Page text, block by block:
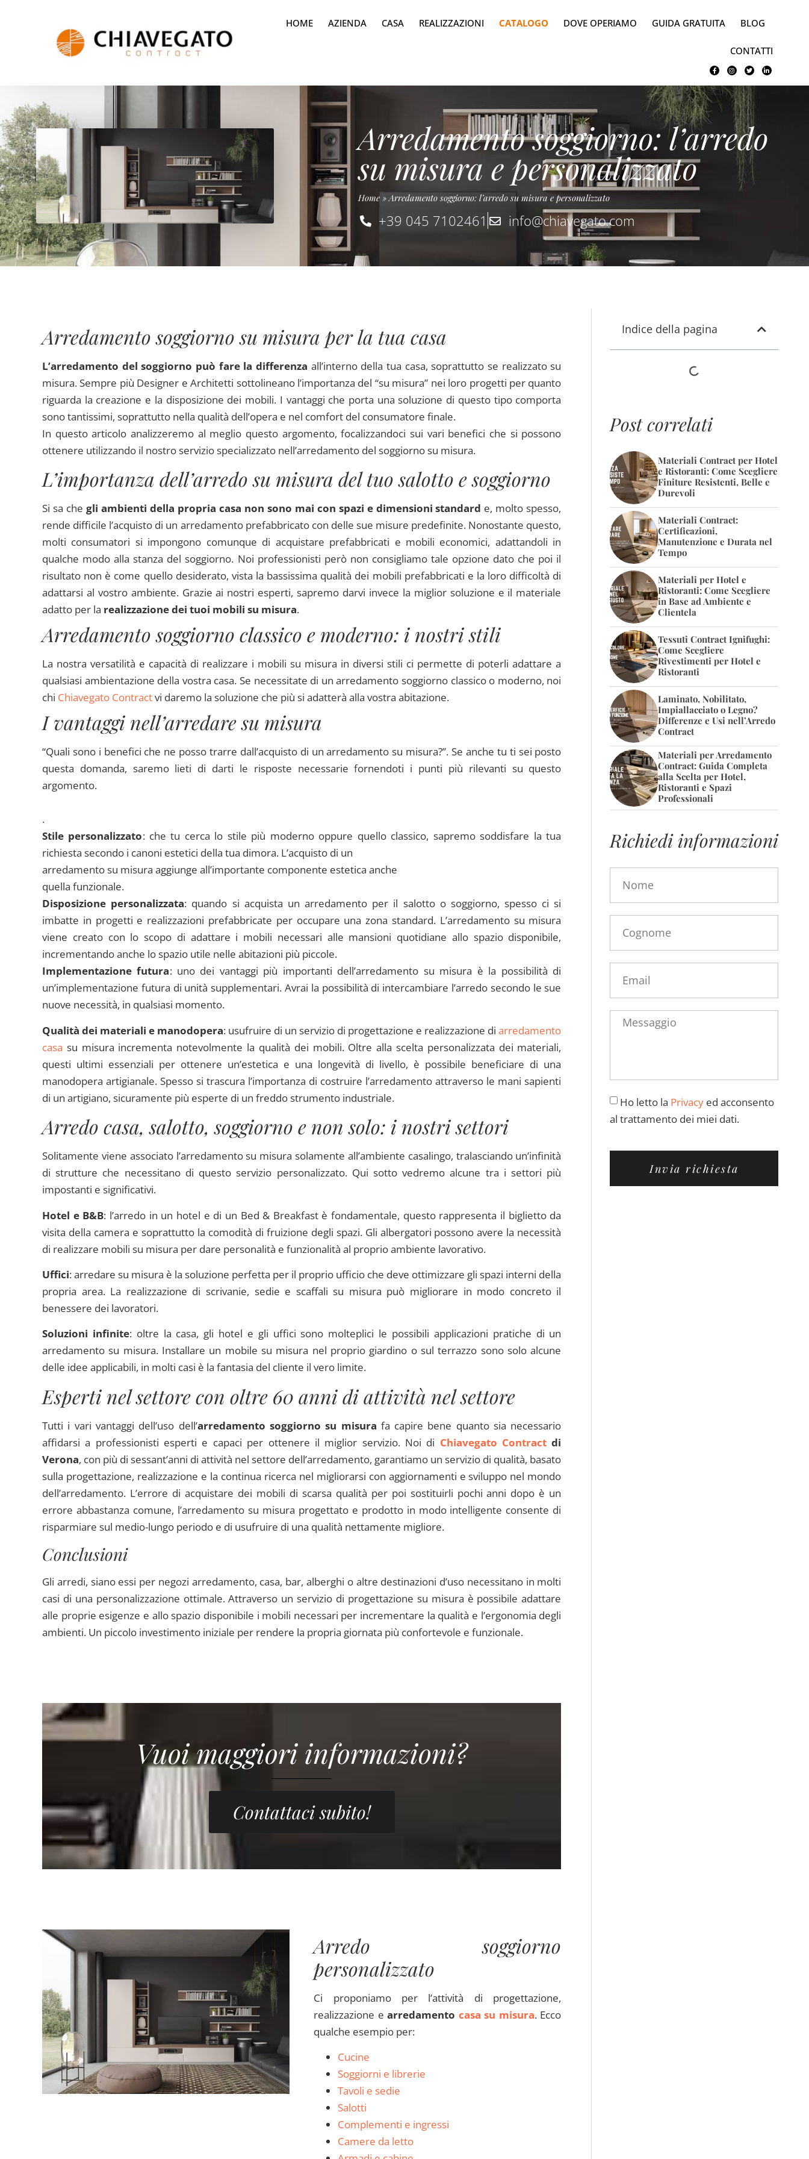
HOME AZIENDA CASA REALIZZAZIONI CATALOGO DOVE OPERIAMO GUIDA GRATUITA BLOG
CONTATTI
Arredamento soggiorno: l’arredo
su misura e personalizzato
Home »Arredamento soggiorno: l’arredo su misura e personalizzato
+39 045 7102461 info@chiavegato.com
Arredamento soggiorno su misura per la tua casa
L’arredamento del soggiorno può fare la differenza all’interno della tua casa, soprattutto se realizzato su
misura. Sempre più Designer e Architetti sottolineano l’importanza del “su misura” nei loro progetti per quanto
riguarda la creazione e la disposizione dei mobili. I vantaggi che porta una soluzione di questo tipo comporta
sono tantissimi, soprattutto nella qualità dell’opera e nel comfort del consumatore finale.
In questo articolo analizzeremo al meglio questo argomento, focalizzandoci sui vari benefici che si possono
ottenere utilizzando il nostro servizio specializzato nell’arredamento del soggiorno su misura.
L’importanza dell’arredo su misura del tuo salotto e soggiorno
Si sa che gli ambienti della propria casa non sono mai con spazi e dimensioni standard e, molto spesso,
rende difficile l’acquisto di un arredamento prefabbricato con delle sue misure predefinite. Nonostante questo,
molti consumatori si impongono comunque di acquistare prefabbricati e mobili economici, adattandoli in
qualche modo alla stanza del soggiorno. Noi professionisti però non consigliamo tale opzione dato che poi il
risultato non è come quello desiderato, vista la bassissima qualità dei mobili prefabbricati e la loro difficoltà di
adattarsi al vostro ambiente. Grazie ai nostri esperti, sapremo darvi invece la miglior soluzione e il materiale
adatto per la realizzazione dei tuoi mobili su misura.
Arredamento soggiorno classico e moderno: i nostri stili
La nostra versatilità e capacità di realizzare i mobili su misura in diversi stili ci permette di poterli adattare a
qualsiasi ambientazione della vostra casa. Se necessitate di un arredamento soggiorno classico o moderno, noi
chi Chiavegato Contractvi daremo la soluzione che più si adatterà alla vostra abitazione.
I vantaggi nell’arredare su misura
“Quali sono i benefici che ne posso trarre dall’acquisto di un arredamento su misura?”. Se anche tu ti sei posto
questa domanda, saremo lieti di darti le risposte necessarie fornendoti i punti più rilevanti su questo
argomento.
.
Stile personalizzato: che tu cerca lo stile più moderno oppure quello classico, sapremo soddisfare la tua
richiesta secondo i canoni estetici della tua dimora. L’acquisto di un
arredamento su misura aggiunge all’importante componente estetica anche
quella funzionale.
Disposizione personalizzata: quando si acquista un arredamento per il salotto o soggiorno, spesso ci si
imbatte in progetti e realizzazioni prefabbricate per occupare una zona standard. L’arredamento su misura
viene creato con lo scopo di adattare i mobili necessari alle mansioni quotidiane allo spazio disponibile,
incrementando anche lo spazio utile nelle abitazioni più piccole.
Implementazione futura: uno dei vantaggi più importanti dell’arredamento su misura è la possibilità di
un’implementazione futura di unità supplementari. Avrai la possibilità di intercambiare l’arredo secondo le sue
nuove necessità, in qualsiasi momento.
Qualità dei materiali e manodopera: usufruire di un servizio di progettazione e realizzazione diarredamento
casa su misura incrementa notevolmente la qualità dei mobili. Oltre alla scelta personalizzata dei materiali,
questi ultimi essenziali per ottenere un’estetica e una longevità di livello, è possibile beneficiare di una
manodopera artigianale. Spesso si trascura l’importanza di costruire l’arredamento attraverso le mani sapienti
di un artigiano, sicuramente più esperte di un freddo strumento industriale.
Arredo casa, salotto, soggiorno e non solo: i nostri settori
Solitamente viene associato l’arredamento su misura solamente all’ambiente casalingo, tralasciando un’infinità
di strutture che necessitano di questo servizio personalizzato. Qui sotto vedremo alcune tra i settori più
impostanti e significativi.
Hotel e B&B: l’arredo in un hotel e di un Bed & Breakfast è fondamentale, questo rappresenta il biglietto da
visita della camera e soprattutto la comodità di fruizione degli spazi. Gli albergatori possono avere la necessità
di realizzare mobili su misura per dare personalità e funzionalità al proprio ambiente lavorativo.
Uffici: arredare su misura è la soluzione perfetta per il proprio ufficio che deve ottimizzare gli spazi interni della
propria area. La realizzazione di scrivanie, sedie e scaffali su misura può migliorare in modo concreto il
benessere dei lavoratori.
Soluzioni infinite: oltre la casa, gli hotel e gli uffici sono molteplici le possibili applicazioni pratiche di un
arredamento su misura. Installare un mobile su misura nel proprio giardino o sul terrazzo sono solo alcune
delle idee applicabili, in molti casi è la fantasia del cliente il vero limite.
Esperti nel settore con oltre 60 anni di attività nel settore
Tutti i vari vantaggi dell’uso dell’arredamento soggiorno su misura fa capire bene quanto sia necessario
affidarsi a professionisti esperti e capaci per ottenere il miglior servizio. Noi di Chiavegato Contract di
Verona, con più di sessant’anni di attività nel settore dell’arredamento, garantiamo un servizio di qualità, basato
sulla progettazione, realizzazione e la continua ricerca nel migliorarsi con aggiornamenti e sviluppo nel mondo
dell’arredamento. L’errore di acquistare dei mobili di scarsa qualità per poi sostituirli pochi anni dopo è un
errore abbastanza comune, l’arredamento su misura progettato e prodotto in modo intelligente consente di
risparmiare sul medio-lungo periodo e di usufruire di una qualità nettamente migliore.
Conclusioni
Gli arredi, siano essi per negozi arredamento, casa, bar, alberghi o altre destinazioni d’uso necessitano in molti
casi di una personalizzazione ottimale. Attraverso un servizio di progettazione su misura è possibile adattare
alle proprie esigenze e allo spazio disponibile i mobili necessari per incrementare la qualità e l’ergonomia degli
ambienti. Un piccolo investimento iniziale per rendere la propria giornata più confortevole e funzionale.
Vuoi maggiori informazioni?
Contattaci subito!
Arredo soggiorno
personalizzato
Ci proponiamo per l’attività di progettazione,
realizzazione earredamento casa su misura. Ecco
qualche esempio per:
Cucine
Soggiorni e librerie
Tavoli e sedie
Salotti
Complementi e ingressi
Camere da letto
Indice della pagina
Post correlati
Materiali Contract per Hotel
e Ristoranti: Come Scegliere
Finiture Resistenti, Belle e
Durevoli
Materiali Contract:
Certificazioni,
Manutenzione e Durata nel
Tempo
Materiali per Hotel e
Ristoranti: Come Scegliere
in Base ad Ambiente e
Clientela
Tessuti Contract Ignifughi:
Come Scegliere
Rivestimenti per Hotel e
Ristoranti
Laminato, Nobilitato,
Impiallacciato o Legno?
Differenze e Usi nell’Arredo
Contract
Materiali per Arredamento
Contract: Guida Completa
alla Scelta per Hotel,
Ristoranti e Spazi
Professionali
Richiedi informazioni
Ho letto la Privacy ed acconsento
al trattamento dei miei dati.
Invia richiesta